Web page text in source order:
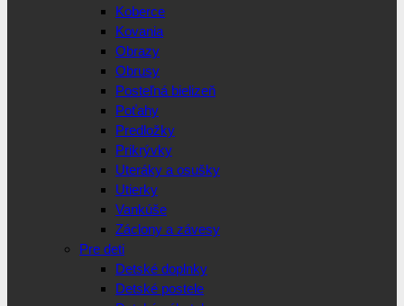
Koberce
Kovania
Obrazy
Obrusy
Posteľná bielizeň
Poťahy
Predložky
Prikrývky
Uteráky a osušky
Utierky
Vankúše
Záclony a závesy
Pre deti
Detské doplnky
Detské postele